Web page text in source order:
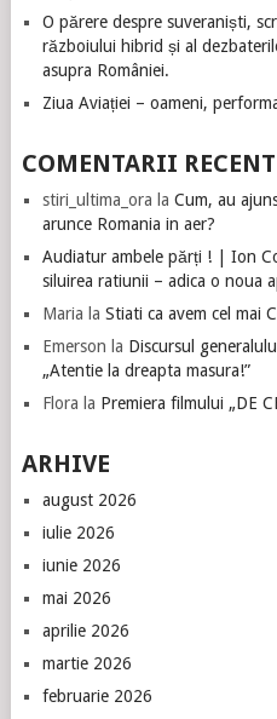
O părere despre suveraniști,
războiului hibrid și al
asupra României.
Ziua Aviației – oameni,
COMENTARII
stiri_ultima_ora la Cum, au
arunce Romania in aer?
Audiatur ambele părți ! | Ion
siluirea ratiunii – adica o noua
Maria la Stiati ca avem cel mai
Emerson la Discursul
„Atentie la dreapta masura!”
Flora la Premiera filmului „DE
ARHIVE
august 2026
iulie 2026
iunie 2026
mai 2026
aprilie 2026
martie 2026
februarie 2026